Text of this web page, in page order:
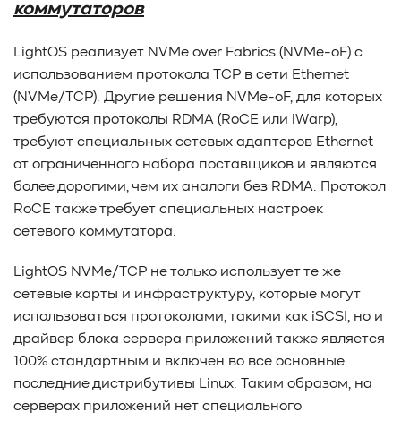
коммутаторов
LightOS реализует NVMe over Fabrics (NVMe-oF) с
использованием протокола TCP в сети Ethernet
(NVMe/TCP). Другие решения NVMe-oF, для которых
требуются протоколы RDMA (RoCE или iWarp),
требуют специальных сетевых адаптеров Ethernet
от ограниченного набора поставщиков и являются
более дорогими, чем их аналоги без RDMA. Протокол
RoCE также требует специальных настроек
сетевого коммутатора.
LightOS NVMe/TCP не только использует те же
сетевые карты и инфраструктуру, которые могут
использоваться протоколами, такими как iSCSI, но и
драйвер блока сервера приложений также является
100% стандартным и включен во все основные
последние дистрибутивы Linux. Таким образом, на
серверах приложений нет специального